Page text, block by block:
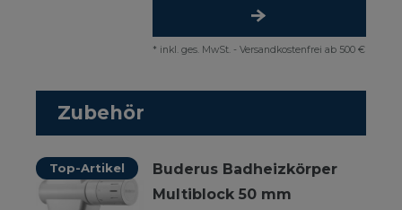
* inkl. ges. MwSt. - Versandkostenfrei ab 500 €
Zubehör
Top-Artikel
Buderus Badheizkörper
Multiblock 50 mm